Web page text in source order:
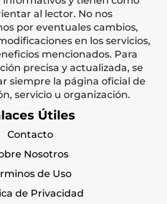
al lector. No nos
por eventuales cambios,
en los servicios,
mencionados. Para
precisa y actualizada, se
siempre la página oficial de
servicio u organización.
Útiles
Contacto
Nosotros
de Uso
de Privacidad